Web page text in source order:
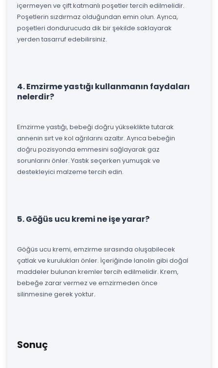
içermeyen ve çift katmanlı poşetler tercih edilmelidir.
Poşetlerin sızdırmaz olduğundan emin olun. Ayrıca,
poşetleri dondurucuda dik bir şekilde saklayarak
yerden tasarruf edebilirsiniz.
4. Emzirme yastığı kullanmanın faydaları
nelerdir?
Emzirme yastığı, bebeği doğru yükseklikte tutarak
annenin sırt ve kol ağrılarını azaltır. Ayrıca bebeğin
doğru pozisyonda emmesini sağlayarak gaz
sorunlarını önler. Yastık seçerken yumuşak ve
destekleyici malzeme tercih edin.
5. Göğüs ucu kremi ne işe yarar?
Göğüs ucu kremi, emzirme sırasında oluşabilecek
çatlak ve kurulukları önler. İçeriğinde lanolin gibi doğal
maddeler bulunan kremler tercih edilmelidir. Krem,
bebeğe zarar vermez ve emzirmeden önce
silinmesine gerek yoktur.
Sonuç